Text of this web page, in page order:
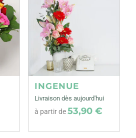
INGENUE
Livraison dès aujourd'hui
à partir de53,90 €